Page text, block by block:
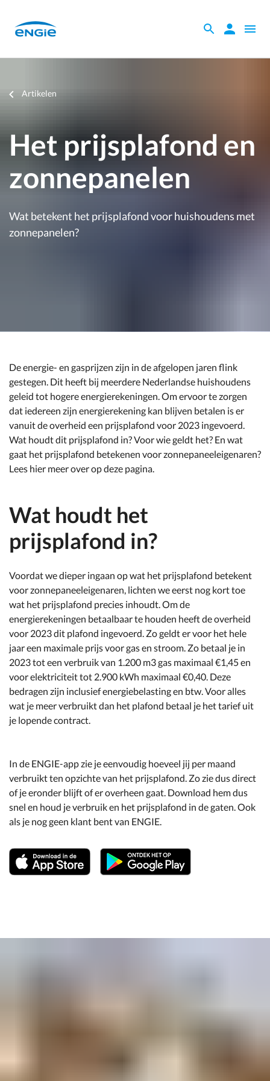
mainZoeken
de
Zoeken
Open
Je
Artikelen
Het prijsplafond en
zonnepanelen
Wat betekent het prijsplafond voor huishoudens met
zonnepanelen?
De energie- en gasprijzen zijn in de afgelopen jaren flink
gestegen. Dit heeft bij meerdere Nederlandse huishoudens
geleid tot hogere energierekeningen. Om ervoor te zorgen
dat iedereen zijn energierekening kan blijven betalen is er
vanuit de overheid een prijsplafond voor 2023 ingevoerd.
Wat houdt dit prijsplafond in? Voor wie geldt het? En wat
gaat het prijsplafond betekenen voor zonnepaneeleigenaren?
Lees hier meer over op deze pagina.
Wat houdt het
prijsplafond in?
Voordat we dieper ingaan op wat het prijsplafond betekent
voor zonnepaneeleigenaren, lichten we eerst nog kort toe
wat het prijsplafond precies inhoudt. Om de
energierekeningen betaalbaar te houden heeft de overheid
voor 2023 dit plafond ingevoerd. Zo geldt er voor het hele
jaar een maximale prijs voor gas en stroom. Zo betaal je in
2023 tot een verbruik van 1.200 m3 gas maximaal €1,45 en
voor elektriciteit tot 2.900 kWh maximaal €0,40. Deze
bedragen zijn inclusief energiebelasting en btw. Voor alles
wat je meer verbruikt dan het plafond betaal je het tarief uit
je lopende contract.
In de ENGIE-app zie je eenvoudig hoeveel jij per maand
verbruikt ten opzichte van het prijsplafond. Zo zie dus direct
of je eronder blijft of er overheen gaat. Download hem dus
snel en houd je verbruik en het prijsplafond in de gaten. Ook
als je nog geen klant bent van ENGIE.